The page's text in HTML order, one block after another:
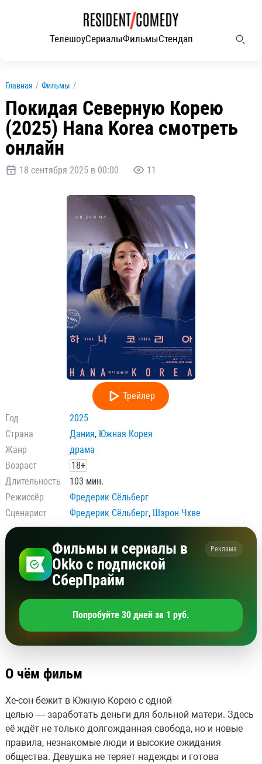
ТелешоуСериалыФильмыСтендап
Главная / Фильмы /
Покидая Северную Корею
(2025) Hana Korea смотреть
онлайн
18 сентября 2025 в 00:00 11
Трейлер
Год
2025
Страна
Дания, Южная Корея
Жанр
драма
Возраст
18+
Длительность
103 мин.
Режиссёр
Фредерик Сёльберг
Сценарист
Фредерик Сёльберг, Шэрон Чхве
Фильмы и сериалы в
Okko с подпиской
СберПрайм
Реклама
Попробуйте 30 дней за 1 руб.
О чём фильм
Хе-сон бежит в Южную Корею с одной
целью — заработать деньги для больной матери. Здесь
её ждёт не только долгожданная свобода, но и новые
правила, незнакомые люди и высокие ожидания
общества. Девушка не теряет надежды и готова